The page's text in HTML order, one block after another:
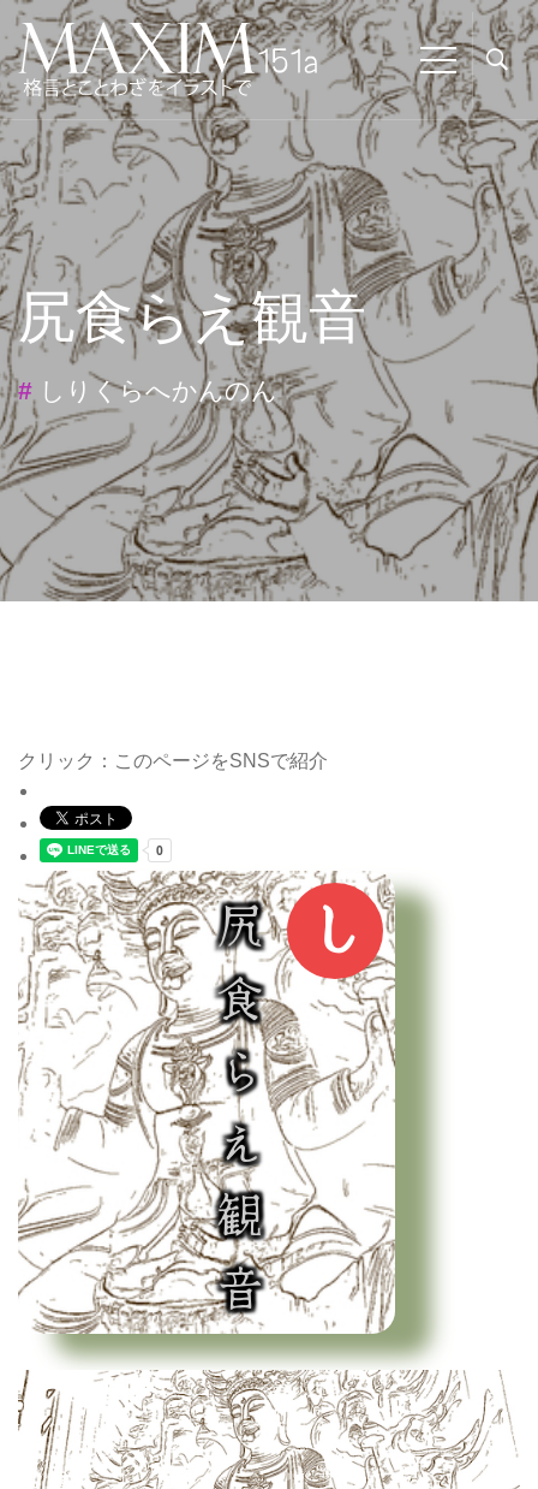
尻食らえ観音
# しりくらへかんのん
クリック：このページをSNSで紹介
し
尻食らえ観音